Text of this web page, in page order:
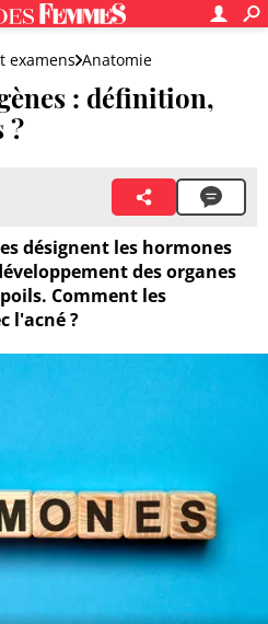
examens Anatomie
: définition,
?
désignent les hormones
des organes
Comment les
l'acné ?